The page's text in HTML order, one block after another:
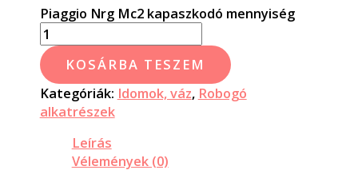
Piaggio Nrg Mc2 kapaszkodó mennyiség
KOSÁRBA TESZEM
Kategóriák: Idomok, váz, Robogó
alkatrészek
Leírás
Vélemények (0)